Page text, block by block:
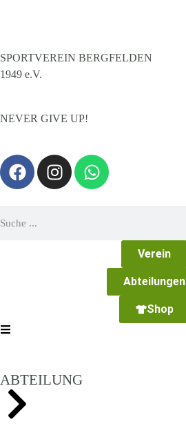
SPORTVEREIN BERGFELDEN
1949 e.V.
NEVER GIVE UP!
Verein
Abteilungen
Shop
ABTEILUNG